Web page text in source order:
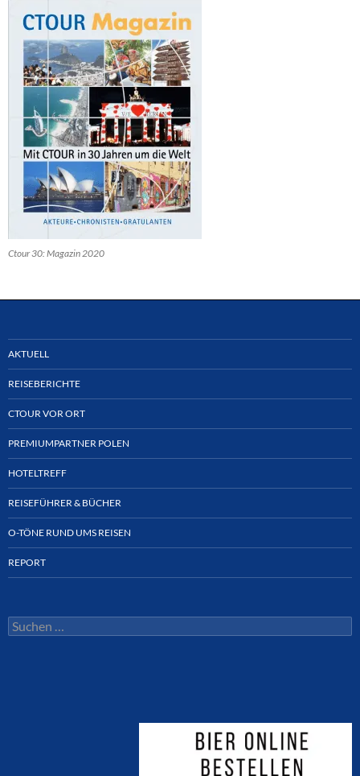
Ctour 30: Magazin 2020
AKTUELL
REISEBERICHTE
CTOUR VOR ORT
PREMIUMPARTNER POLEN
HOTELTREFF
REISEFÜHRER & BÜCHER
O-TÖNE RUND UMS REISEN
REPORT
Suchen
nach: